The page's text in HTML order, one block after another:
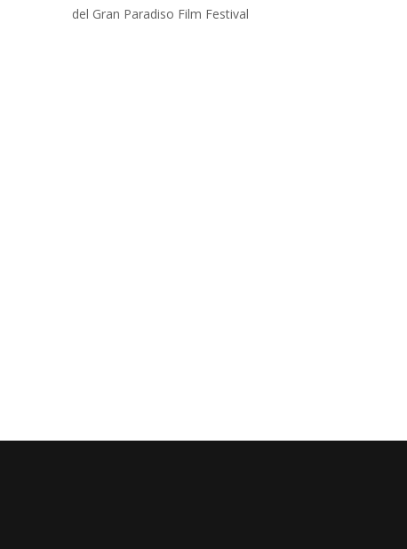
del Gran Paradiso Film Festival